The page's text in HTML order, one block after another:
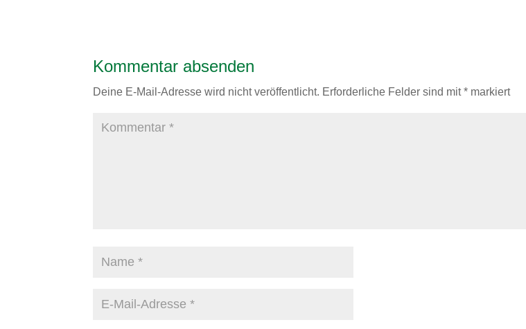
Kommentar absenden
Deine E-Mail-Adresse wird nicht veröffentlicht. Erforderliche Felder sind mit* markiert